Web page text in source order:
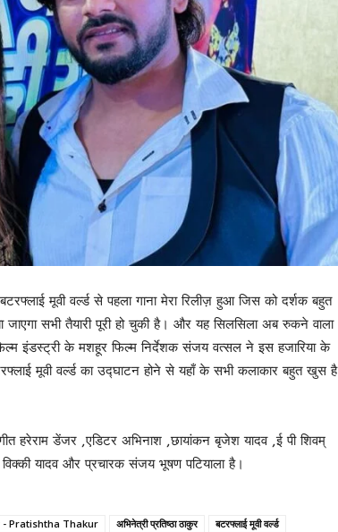
मूवी वर्ल्ड से पहला गाना मेरा रिलीज़ हुआ जिस को दर्शक बहुत
सभी तैयारी पूरी हो चुकी है। और यह सिलसिला अब रुकने वाला
इंडस्ट्री के मशहूर फिल्म निर्देशक संजय वत्सल ने इस हजारिया के
मूवी वर्ल्ड का उद्घाटन होने से यहाँ के सभी कलाकार बहुत खुस है
हरेराम डेंजर ,एडिटर अभिनाश ,छायांकन बृजेश यादव ,ई पी शिवम्
यादव और प्रचारक संजय भूषण पटियाला है।
Pratishtha Thakur अभिनेत्री प्रतिष्ठा ठाकुर
बटरफ्लाई मूवी वर्ल्ड